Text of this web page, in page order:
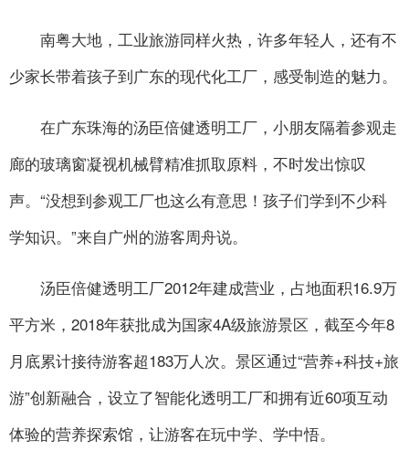
南粤大地，工业旅游同样火热，许多年轻人，还有不
少家长带着孩子到广东的现代化工厂，感受制造的魅力。
在广东珠海的汤臣倍健透明工厂，小朋友隔着参观走
廊的玻璃窗凝视机械臂精准抓取原料，不时发出惊叹
声。“没想到参观工厂也这么有意思！孩子们学到不少科
学知识。”来自广州的游客周舟说。
汤臣倍健透明工厂2012年建成营业，占地面积16.9万
平方米，2018年获批成为国家4A级旅游景区，截至今年8
月底累计接待游客超183万人次。景区通过“营养+科技+旅
游”创新融合，设立了智能化透明工厂和拥有近60项互动
体验的营养探索馆，让游客在玩中学、学中悟。